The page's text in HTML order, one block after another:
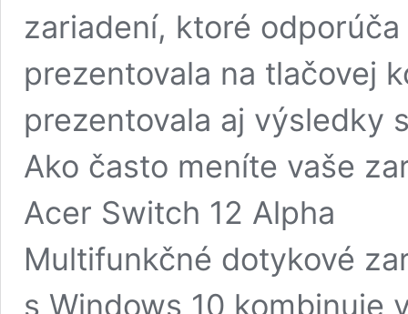
zariadení, ktoré
prezentovala na tlačovej
prezentovala aj výsledky
Ako často meníte vaše
Acer Switch 12 Alpha
Multifunkčné dotykové
s Windows 10 kombinuje